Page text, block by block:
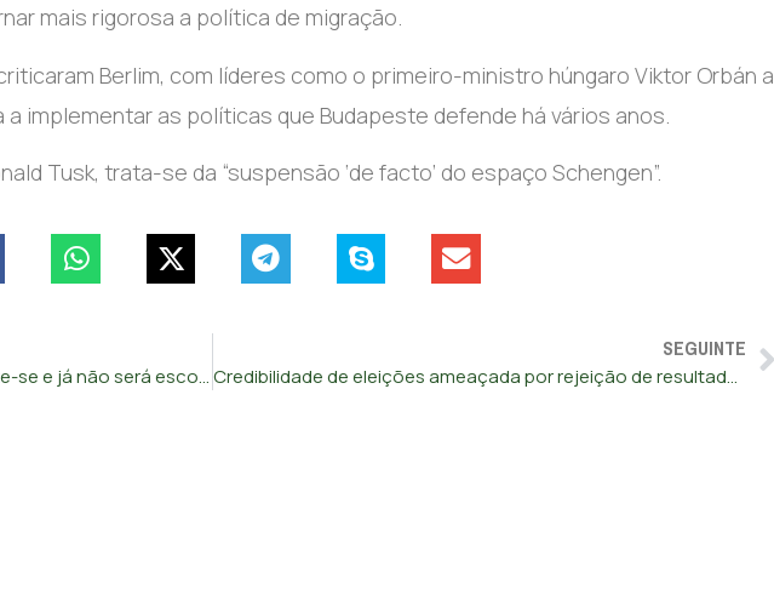
mais rigorosa a política de migração.
Berlim, com líderes como o primeiro-ministro húngaro Viktor Orbán a
implementar as políticas que Budapeste defende há vários anos.
Tusk, trata-se da “suspensão ‘de facto’ do espaço Schengen”.
Comissário do Mercado Interno demite-se e já não será escolha de França para novo mandato
SEGUINTE
Credibilidade de eleições ameaçada por rejeição de resultados e abstenção